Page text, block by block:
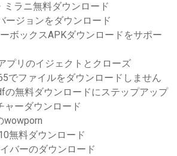
ミラニ無料ダウンロード
ージョンをダウンロード
ボックスAPKダウンロードをサポー
プリのイジェクトとクローズ
でファイルをダウンロードしません
の無料ダウンロードにステップアップ
ャーダウンロード
wowporn
無料ダウンロード
バーのダウンロード